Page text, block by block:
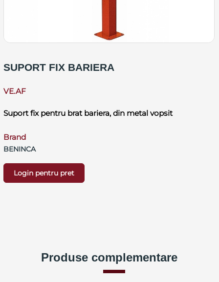
SUPORT FIX BARIERA
VE.AF
Suport fix pentru brat bariera, din metal vopsit
Brand
BENINCA
Login pentru pret
Produse complementare